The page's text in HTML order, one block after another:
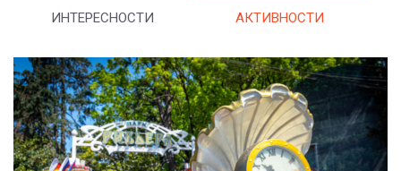
ИНТЕРЕСНОСТИ АКТИВНОСТИ